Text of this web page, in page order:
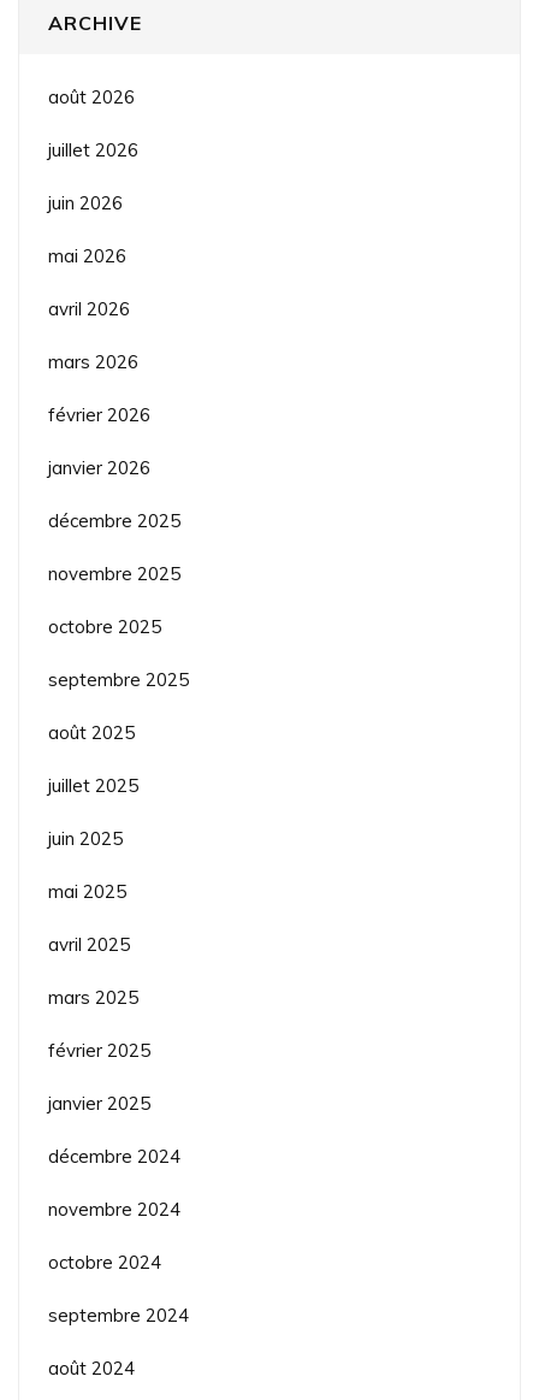
ARCHIVE
août 2026
juillet 2026
juin 2026
mai 2026
avril 2026
mars 2026
février 2026
janvier 2026
décembre 2025
novembre 2025
octobre 2025
septembre 2025
août 2025
juillet 2025
juin 2025
mai 2025
avril 2025
mars 2025
février 2025
janvier 2025
décembre 2024
novembre 2024
octobre 2024
septembre 2024
août 2024